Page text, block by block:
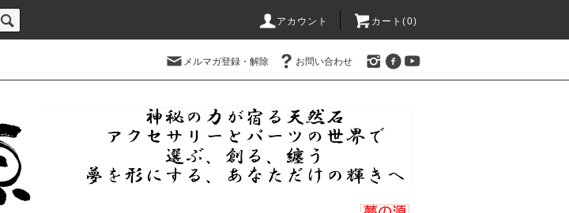
アカウント カート(0)
メルマガ登録・解除 お問い合わせ